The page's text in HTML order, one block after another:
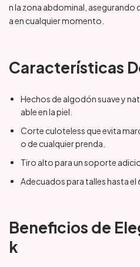
n la zona abdominal, asegurando
a en cualquier momento.
Características
Hechos de algodón suave y
able en la piel.
Corte culoteless que evita
o de cualquier prenda.
Tiro alto para un soporte
Adecuados para talles hasta el
Beneficios de
k